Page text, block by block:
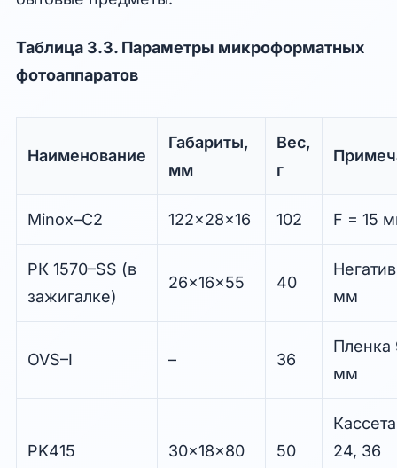
Таблица 3.3. Параметры микроформатных
фотоаппаратов
Наименование
Габариты,
мм
Вес,
г
Minox–C2 122x28x16 102 F = 15
РК 1570–SS (в
зажигалке)
26x16x55 40
мм
OVS–I – 36
Пленка
мм
PK415 30x18x80 50
24, 36